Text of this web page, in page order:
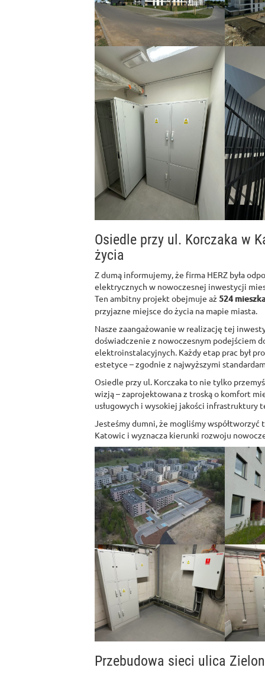
Osiedle przy ul. Korczaka w
życia
Z dumą informujemy, że firma HERZ była
elektrycznych w nowoczesnej inwestycji
Ten ambitny projekt obejmuje aż 524
przyjazne miejsce do życia na mapie miasta.
Nasze zaangażowanie w realizację tej
doświadczenie z nowoczesnym podejściem
elektroinstalacyjnych. Każdy etap prac był
estetyce – zgodnie z najwyższymi
Osiedle przy ul. Korczaka to nie tylko
wizją – zaprojektowana z troską o komfort
usługowych i wysokiej jakości infrastruktury
Jesteśmy dumni, że mogliśmy
Katowic i wyznacza kierunki rozwoju
Przebudowa sieci ulica